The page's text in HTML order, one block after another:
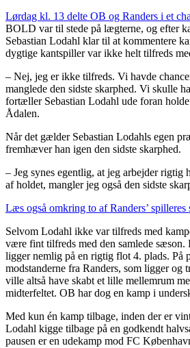
Lørdag kl. 13 delte OB og Randers i et
BOLD var til stede på lægterne, og efter
Sebastian Lodahl klar til at kommentere
dygtige kantspiller var ikke helt tilfreds
– Nej, jeg er ikke tilfreds. Vi havde
manglede den sidste skarphed. Vi skulle
fortæller Sebastian Lodahl ude foran
Ådalen.
Når det gælder Sebastian Lodahls egen
fremhæver han igen den sidste skarphed.
– Jeg synes egentlig, at jeg arbejder rigtig
af holdet, mangler jeg også den sidste
Læs også omkring to af Randers’ spilleres
Selvom Lodahl ikke var tilfreds med
være fint tilfreds med den samlede sæson.
ligger nemlig på en rigtig flot 4. plads. På
modstanderne fra Randers, som ligger og
ville altså have skabt et lille mellemrum
midterfeltet. OB har dog en kamp i
Med kun én kamp tilbage, inden der er
Lodahl kigge tilbage på en godkendt
pausen er en udekamp mod FC